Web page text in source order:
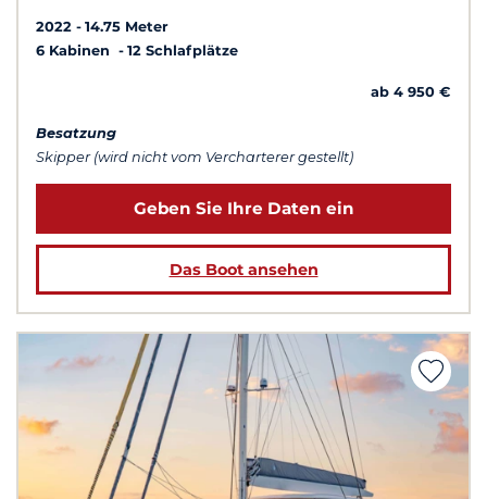
2022
14.75 Meter
6 Kabinen
12 Schlafplätze
ab 4 950 €
Besatzung
Skipper (wird nicht vom Vercharterer gestellt)
Geben Sie Ihre Daten ein
Das Boot ansehen